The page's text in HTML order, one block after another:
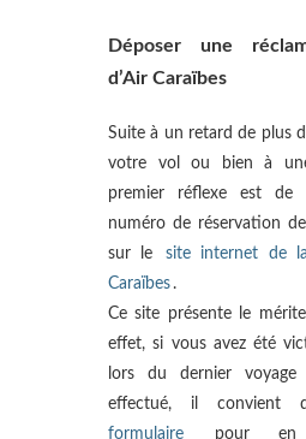
Déposer une
d’Air Caraïbes
Suite à un retard de plus
votre vol ou bien à
premier réflexe est de
numéro de réservation
sur le
site internet de
Caraïbes .
Ce site présente le
effet, si vous avez été
lors du dernier
effectué, il convient
formulaire
pour en